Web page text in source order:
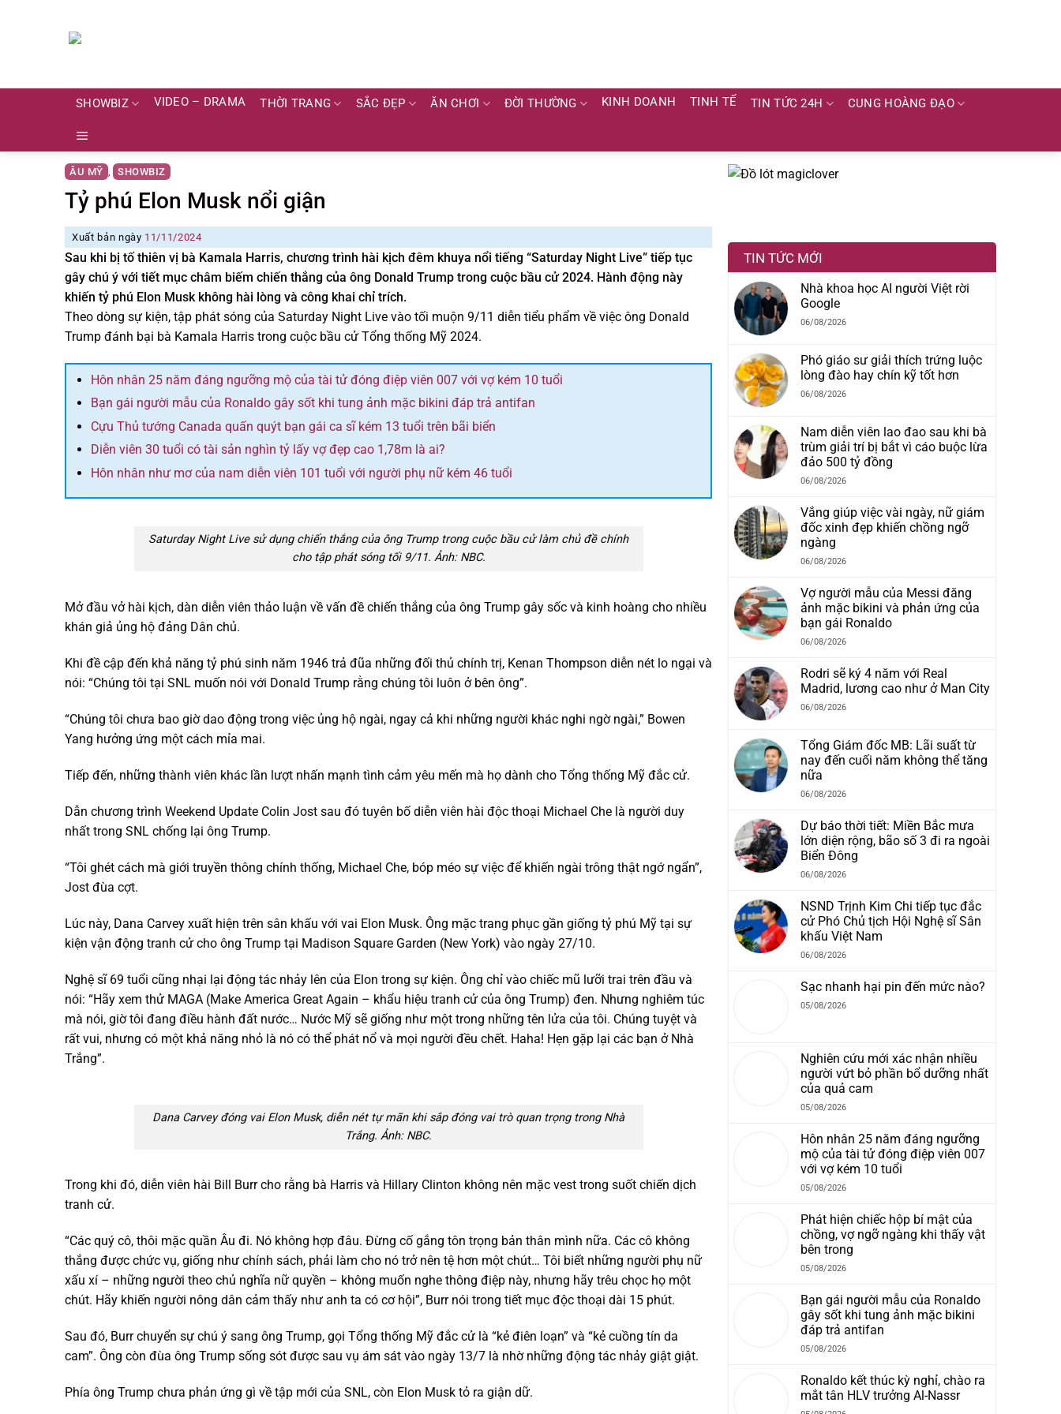
SHOWBIZ VIDEO – DRAMA THỜI TRANG SẮC ĐẸP ĂN CHƠI ĐỜI THƯỜNG KINH DOANH TINH TẾ TIN TỨC 24H CUNG HOÀNG ĐẠO
ÂU MỸ , SHOWBIZ
Tỷ phú Elon Musk nổi giận
Xuất bản ngày 11/11/2024
Sau khi bị tố thiên vị bà Kamala Harris, chương trình hài kịch đêm khuya nổi tiếng “Saturday Night Live” tiếp tục
gây chú ý với tiết mục châm biếm chiến thắng của ông Donald Trump trong cuộc bầu cử 2024. Hành động này
khiến tỷ phú Elon Musk không hài lòng và công khai chỉ trích.
Theo dòng sự kiện, tập phát sóng của Saturday Night Live vào tối muộn 9/11 diễn tiểu phẩm về việc ông Donald
Trump đánh bại bà Kamala Harris trong cuộc bầu cử Tổng thống Mỹ 2024.
Hôn nhân 25 năm đáng ngưỡng mộ của tài tử đóng điệp viên 007 với vợ kém 10 tuổi
Bạn gái người mẫu của Ronaldo gây sốt khi tung ảnh mặc bikini đáp trả antifan
Cựu Thủ tướng Canada quấn quýt bạn gái ca sĩ kém 13 tuổi trên bãi biển
Diễn viên 30 tuổi có tài sản nghìn tỷ lấy vợ đẹp cao 1,78m là ai?
Hôn nhân như mơ của nam diễn viên 101 tuổi với người phụ nữ kém 46 tuổi
Saturday Night Live sử dụng chiến thắng của ông Trump trong cuộc bầu cử làm chủ đề chính
cho tập phát sóng tối 9/11. Ảnh: NBC.
Mở đầu vở hài kịch, dàn diễn viên thảo luận về vấn đề chiến thắng của ông Trump gây sốc và kinh hoàng cho nhiều
khán giả ủng hộ đảng Dân chủ.
Khi đề cập đến khả năng tỷ phú sinh năm 1946 trả đũa những đối thủ chính trị, Kenan Thompson diễn nét lo ngại và
nói: “Chúng tôi tại SNL muốn nói với Donald Trump rằng chúng tôi luôn ở bên ông”.
“Chúng tôi chưa bao giờ dao động trong việc ủng hộ ngài, ngay cả khi những người khác nghi ngờ ngài,” Bowen
Yang hưởng ứng một cách mỉa mai.
Tiếp đến, những thành viên khác lần lượt nhấn mạnh tình cảm yêu mến mà họ dành cho Tổng thống Mỹ đắc cử.
Dẫn chương trình Weekend Update Colin Jost sau đó tuyên bố diễn viên hài độc thoại Michael Che là người duy
nhất trong SNL chống lại ông Trump.
“Tôi ghét cách mà giới truyền thông chính thống, Michael Che, bóp méo sự việc để khiến ngài trông thật ngớ ngẩn”,
Jost đùa cợt.
Lúc này, Dana Carvey xuất hiện trên sân khấu với vai Elon Musk. Ông mặc trang phục gần giống tỷ phú Mỹ tại sự
kiện vận động tranh cử cho ông Trump tại Madison Square Garden (New York) vào ngày 27/10.
Nghệ sĩ 69 tuổi cũng nhại lại động tác nhảy lên của Elon trong sự kiện. Ông chỉ vào chiếc mũ lưỡi trai trên đầu và
nói: “Hãy xem thử MAGA (Make America Great Again – khẩu hiệu tranh cử của ông Trump) đen. Nhưng nghiêm túc
mà nói, giờ tôi đang điều hành đất nước… Nước Mỹ sẽ giống như một trong những tên lửa của tôi. Chúng tuyệt và
rất vui, nhưng có một khả năng nhỏ là nó có thể phát nổ và mọi người đều chết. Haha! Hẹn gặp lại các bạn ở Nhà
Trắng”.
Dana Carvey đóng vai Elon Musk, diễn nét tự mãn khi sắp đóng vai trò quan trọng trong Nhà
Trắng. Ảnh: NBC.
Trong khi đó, diễn viên hài Bill Burr cho rằng bà Harris và Hillary Clinton không nên mặc vest trong suốt chiến dịch
tranh cử.
“Các quý cô, thôi mặc quần Âu đi. Nó không hợp đâu. Đừng cố gắng tôn trọng bản thân mình nữa. Các cô không
thắng được chức vụ, giống như chính sách, phải làm cho nó trở nên tệ hơn một chút… Tôi biết những người phụ nữ
xấu xí – những người theo chủ nghĩa nữ quyền – không muốn nghe thông điệp này, nhưng hãy trêu chọc họ một
chút. Hãy khiến người nông dân cảm thấy như anh ta có cơ hội”, Burr nói trong tiết mục độc thoại dài 15 phút.
Sau đó, Burr chuyển sự chú ý sang ông Trump, gọi Tổng thống Mỹ đắc cử là “kẻ điên loạn” và “kẻ cuồng tín da
cam”. Ông còn đùa ông Trump sống sót được sau vụ ám sát vào ngày 13/7 là nhờ những động tác nhảy giật giật.
Phía ông Trump chưa phản ứng gì về tập mới của SNL, còn Elon Musk tỏ ra giận dữ.
TIN TỨC MỚI
Nhà khoa học AI người Việt rời
Google
06/08/2026
Phó giáo sư giải thích trứng luộc
lòng đào hay chín kỹ tốt hơn
06/08/2026
Nam diễn viên lao đao sau khi bà
trùm giải trí bị bắt vì cáo buộc lừa
đảo 500 tỷ đồng
06/08/2026
Vắng giúp việc vài ngày, nữ giám
đốc xinh đẹp khiến chồng ngỡ
ngàng
06/08/2026
Vợ người mẫu của Messi đăng
ảnh mặc bikini và phản ứng của
bạn gái Ronaldo
06/08/2026
Rodri sẽ ký 4 năm với Real
Madrid, lương cao như ở Man City
06/08/2026
Tổng Giám đốc MB: Lãi suất từ
nay đến cuối năm không thể tăng
nữa
06/08/2026
Dự báo thời tiết: Miền Bắc mưa
lớn diện rộng, bão số 3 đi ra ngoài
Biển Đông
06/08/2026
NSND Trịnh Kim Chi tiếp tục đắc
cử Phó Chủ tịch Hội Nghệ sĩ Sân
khấu Việt Nam
06/08/2026
Sạc nhanh hại pin đến mức nào?
05/08/2026
Nghiên cứu mới xác nhận nhiều
người vứt bỏ phần bổ dưỡng nhất
của quả cam
05/08/2026
Hôn nhân 25 năm đáng ngưỡng
mộ của tài tử đóng điệp viên 007
với vợ kém 10 tuổi
05/08/2026
Phát hiện chiếc hộp bí mật của
chồng, vợ ngỡ ngàng khi thấy vật
bên trong
05/08/2026
Bạn gái người mẫu của Ronaldo
gây sốt khi tung ảnh mặc bikini
đáp trả antifan
05/08/2026
Ronaldo kết thúc kỳ nghỉ, chào ra
mắt tân HLV trưởng Al-Nassr